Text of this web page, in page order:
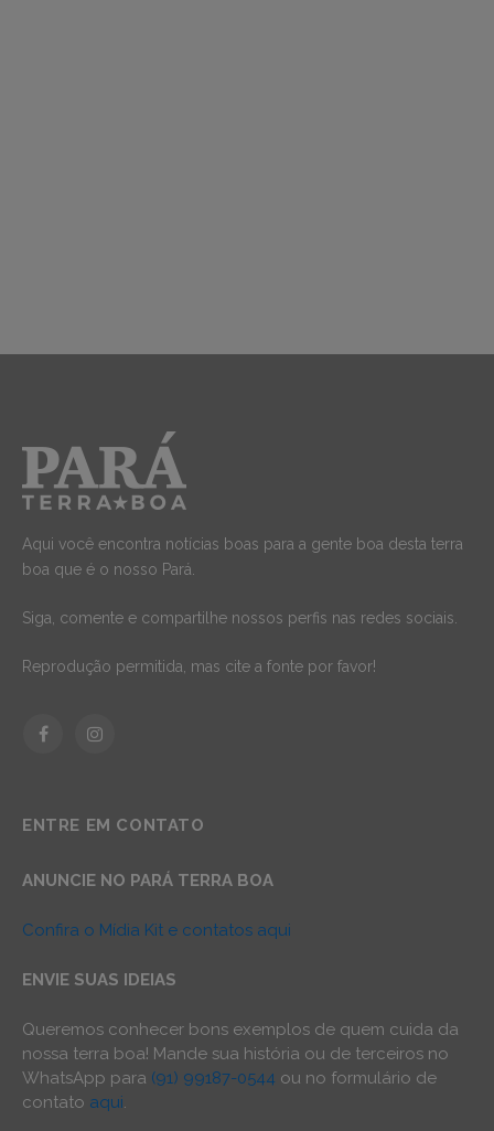
Aqui você encontra notícias boas para a gente boa desta terra
boa que é o nosso Pará.
Siga, comente e compartilhe nossos perfis nas redes sociais.
Reprodução permitida, mas cite a fonte por favor!
FacebookInstagram
ENTRE EM CONTATO
ANUNCIE NO PARÁ TERRA BOA
Confira o Mídia Kit e contatos aqui
ENVIE SUAS IDEIAS
Queremos conhecer bons exemplos de quem cuida da
nossa terra boa! Mande sua história ou de terceiros no
WhatsApp para (91) 99187-0544 ou no formulário de
contato aqui.